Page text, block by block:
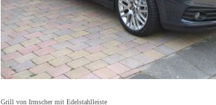
Grill von Irmscher mit Edelstahlleiste